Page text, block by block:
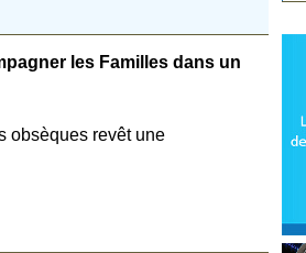
les Familles dans un
obsèques revêt une